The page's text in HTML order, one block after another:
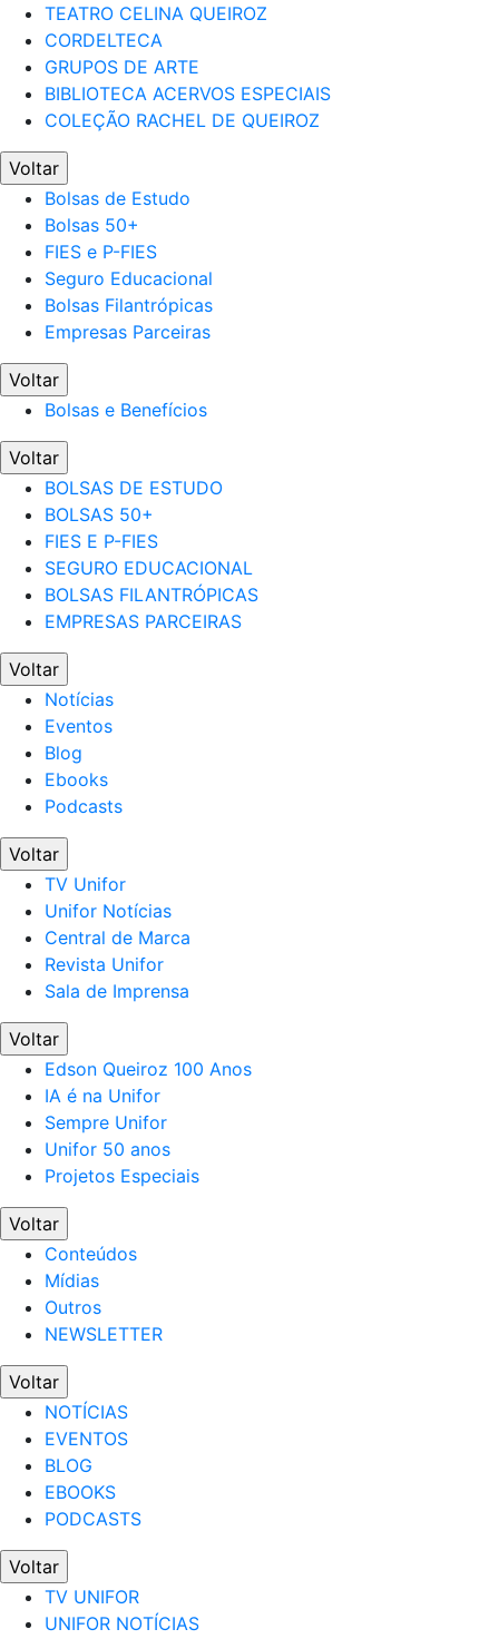
TEATRO CELINA QUEIROZ
CORDELTECA
GRUPOS DE ARTE
BIBLIOTECA ACERVOS ESPECIAIS
COLEÇÃO RACHEL DE QUEIROZ
Voltar
Bolsas de Estudo
Bolsas 50+
FIES e P-FIES
Seguro Educacional
Bolsas Filantrópicas
Empresas Parceiras
Voltar
Bolsas e Benefícios
Voltar
BOLSAS DE ESTUDO
BOLSAS 50+
FIES E P-FIES
SEGURO EDUCACIONAL
BOLSAS FILANTRÓPICAS
EMPRESAS PARCEIRAS
Voltar
Notícias
Eventos
Blog
Ebooks
Podcasts
Voltar
TV Unifor
Unifor Notícias
Central de Marca
Revista Unifor
Sala de Imprensa
Voltar
Edson Queiroz 100 Anos
IA é na Unifor
Sempre Unifor
Unifor 50 anos
Projetos Especiais
Voltar
Conteúdos
Mídias
Outros
NEWSLETTER
Voltar
NOTÍCIAS
EVENTOS
BLOG
EBOOKS
PODCASTS
Voltar
TV UNIFOR
UNIFOR NOTÍCIAS